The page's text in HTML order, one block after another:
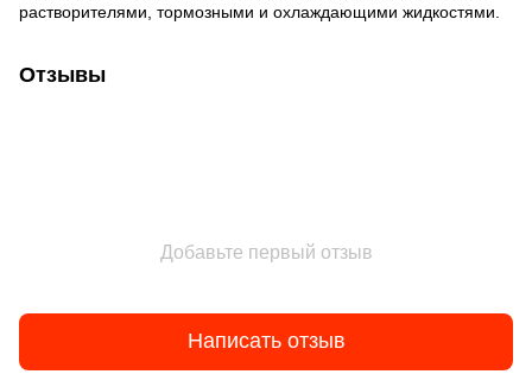
растворителями, тормозными и охлаждающими жидкостями.
Отзывы
Добавьте первый отзыв
Написать отзыв